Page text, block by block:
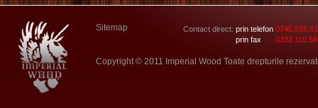
Sitemap Contact direct: prin telefon
prin fax
Copyright © 2011 Imperial Wood Toate drepturile